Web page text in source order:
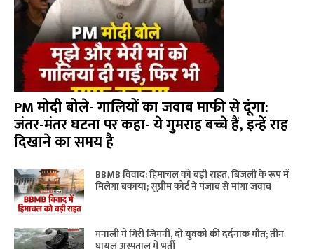
PM मोदी बोले- गालियों का जवाब माफी से दूंगा:
जंतर-मंतर घटना पर कहा- ये गुमराह बच्चे हैं, इन्हें राह
दिखाने का समय है
BBMB विवाद: हिमाचल को बड़ी राहत, बिजली के रूप में
मिलेगा बकाया; सुप्रीम कोर्ट ने पंजाब से मांगा जवाब
मनाली में गिरी जिमनी, दो युवकों की दर्दनाक मौत; तीन
घायल अस्पताल में भर्ती